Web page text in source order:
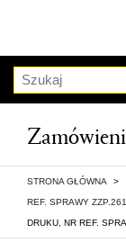
Szukaj
STRONA GŁÓWNA >
REF. SPRAWY
DRUKU, NR REF.